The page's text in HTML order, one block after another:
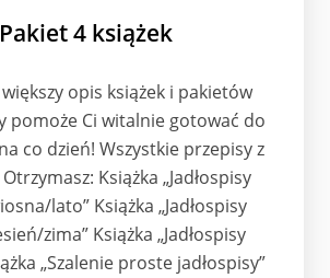
Pakiet 4 książek
opis książek i pakietów
pomoże Ci witalnie gotować do
co dzień! Wszystkie przepisy z
Książka „Jadłospisy
lato” Książka „Jadłospisy
zima” Książka „Jadłospisy
„Szalenie proste jadłospisy”